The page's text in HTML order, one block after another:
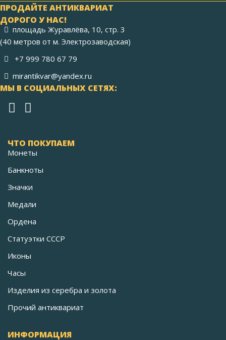
ПРОДАЙТЕ АНТИКВАРИАТ
ДОРОГО У НАС!
площадь Журавлёва, 10, стр. 3
(40 метров от м. Электрозаводская)
+7 999 780 67 79
mirantikvar@yandex.ru
МЫ В СОЦИАЛЬНЫХ СЕТЯХ:
ЧТО ПОКУПАЕМ
Монеты
Банкноты
Значки
Медали
Ордена
Статуэтки СССР
Иконы
Часы
Изделия из серебра и золота
Прочий антиквариат
ИНФОРМАЦИЯ